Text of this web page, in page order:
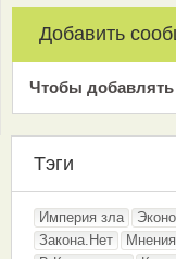
Добавить
Чтобы
Тэги
Империя зла
Закона.Нет
Мнения